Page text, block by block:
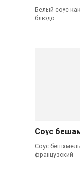
Белый соус
блюдо
Соус
Соус
французский